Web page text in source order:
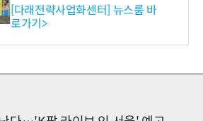
와의 비즈니스 미팅 지원…K
-바이오 해외 진출 교두보 확
보
[다래전략사업화센터] 뉴스룸 바
로가기>